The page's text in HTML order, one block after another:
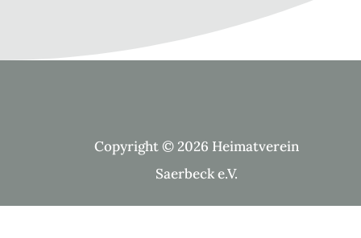
Copyright © 2026 Heimatverein
Saerbeck e.V.